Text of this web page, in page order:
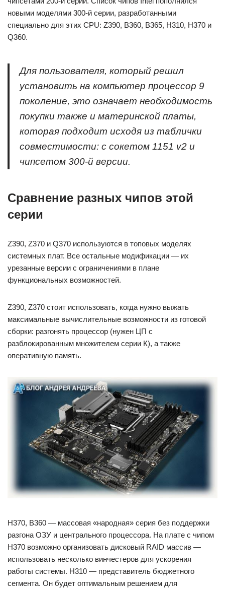
новыми моделями 300-й серии, разработанными
специально для этих CPU: Z390, В360, B365, Н310, Н370 и
Q360.
Для пользователя, который решил
установить на компьютер процессор 9
поколение, это означает необходимость
покупки также и материнской платы,
которая подходит исходя из таблички
совместимости: с сокетом 1151 v2 и
чипсетом 300-й версии.
Сравнение разных чипов этой
серии
Z390, Z370 и Q370 используются в топовых моделях
системных плат. Все остальные модификации — их
урезанные версии с ограничениями в плане
функциональных возможностей.
Z390, Z370 стоит использовать, когда нужно выжать
максимальные вычислительные возможности из готовой
сборки: разгонять процессор (нужен ЦП с
разблокированным множителем серии К), а также
оперативную память.
H370, B360 — массовая «народная» серия без поддержки
разгона ОЗУ и центрального процессора. На плате с чипом
H370 возможно организовать дисковый RAID массив —
использовать несколько винчестеров для ускорения
работы системы. H310 — представитель бюджетного
сегмента. Он будет оптимальным решением для